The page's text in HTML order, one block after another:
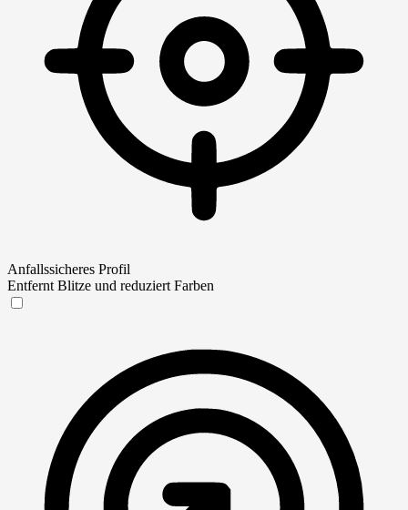
Anfallssicheres Profil
Entfernt Blitze und reduziert Farben